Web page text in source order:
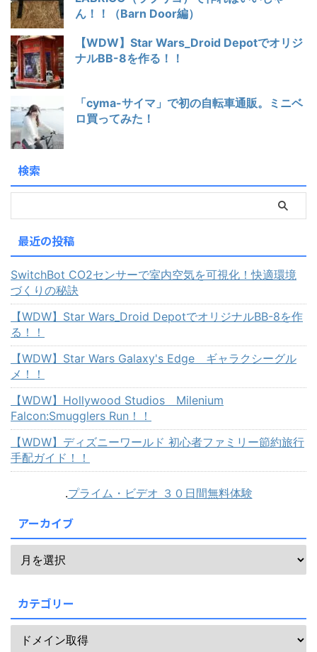
ん！！（Barn Door編）
【WDW】Star Wars_Droid Depotでオリジ
ナルBB-8を作る！！
「cyma-サイマ」で初の自転車通販。ミニベ
ロ買ってみた！
検索
最近の投稿
SwitchBot CO2センサーで室内空気を可視化！快適環境
づくりの秘訣
【WDW】Star Wars_Droid DepotでオリジナルBB-8を作
る！！
【WDW】Star Wars Galaxy's Edge ギャラクシーグル
メ！！
【WDW】Hollywood Studios Milenium
Falcon:Smugglers Run！！
【WDW】ディズニーワールド 初心者ファミリー節約旅行
手配ガイド！！
.プライム・ビデオ ３０日間無料体験
アーカイブ
カテゴリー